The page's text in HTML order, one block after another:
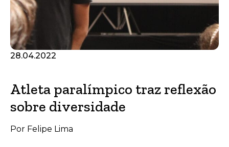
28.04.2022
Atleta paralímpico traz reflexão
sobre diversidade
Por Felipe Lima